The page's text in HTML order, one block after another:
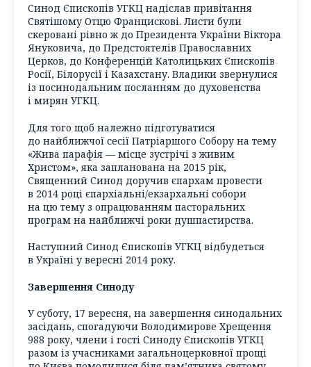
Синод Єпископів УГКЦ надіслав привітання
Святішому Отцю Францискові. Листи були
скеровані рівно ж до Президента України Віктора
Януковича, до Предстоятелів Православних
Церков, до Конференцій Католицьких Єпископів
Росії, Білорусії і Казахстану. Владики звернулися
із посинодальним посланням до духовенства
і мирян УГКЦ.
Для того щоб належно підготуватися
до найближчої сесії Патріаршого Собору на тему
«Жива парафія — місце зустрічі з живим
Христом», яка запланована на 2015 рік,
Священний Синод доручив єпархам провести
в 2014 році єпархіальні/екзархальні собори
на цю тему з опрацюванням пасторальних
програм на найближчі роки душпастирства.
Наступний Синод Єпископів УГКЦ відбудеться
в Україні у вересні 2014 року.
Завершення Синоду
У суботу, 17 вересня, на завершення синодальних
засідань, спогадуючи Володимирове Хрещення
988 року, члени і гості Синоду Єпископів УГКЦ
разом із учасниками загальноцерковної прощі